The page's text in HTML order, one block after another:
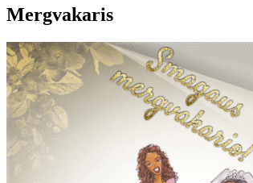
Mergvakaris